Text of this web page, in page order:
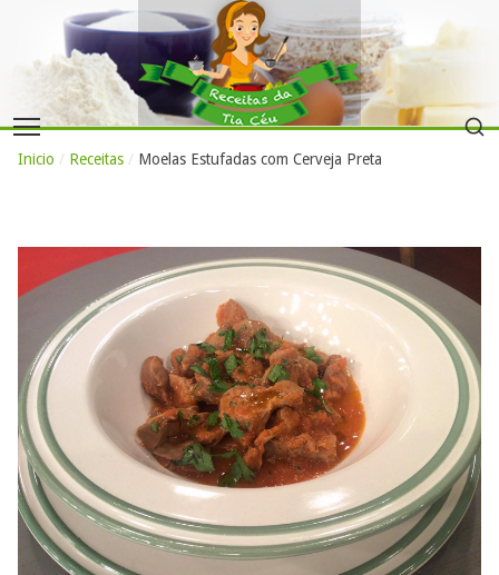
Inicio / Receitas / Moelas Estufadas com Cerveja Preta